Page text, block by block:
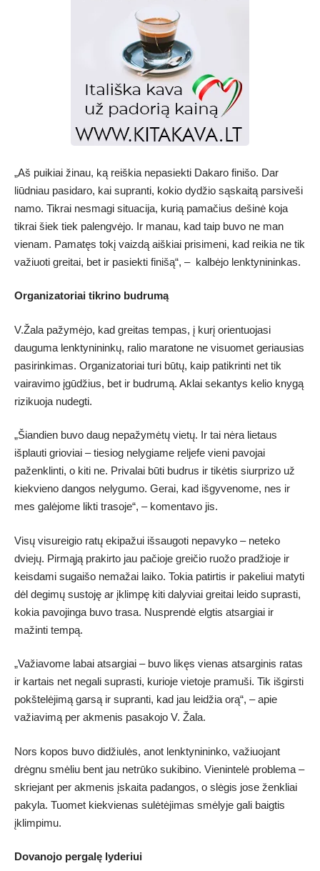
„Aš puikiai žinau, ką reiškia nepasiekti Dakaro finišo. Dar
liūdniau pasidaro, kai supranti, kokio dydžio sąskaitą parsiveši
namo. Tikrai nesmagi situacija, kurią pamačius dešinė koja
tikrai šiek tiek palengvėjo. Ir manau, kad taip buvo ne man
vienam. Pamatęs tokį vaizdą aiškiai prisimeni, kad reikia ne tik
važiuoti greitai, bet ir pasiekti finišą“, – kalbėjo lenktynininkas.
Organizatoriai tikrino budrumą
V.Žala pažymėjo, kad greitas tempas, į kurį orientuojasi
dauguma lenktynininkų, ralio maratone ne visuomet geriausias
pasirinkimas. Organizatoriai turi būtų, kaip patikrinti net tik
vairavimo įgūdžius, bet ir budrumą. Aklai sekantys kelio knygą
rizikuoja nudegti.
„Šiandien buvo daug nepažymėtų vietų. Ir tai nėra lietaus
išplauti grioviai – tiesiog nelygiame reljefe vieni pavojai
paženklinti, o kiti ne. Privalai būti budrus ir tikėtis siurprizo už
kiekvieno dangos nelygumo. Gerai, kad išgyvenome, nes ir
mes galėjome likti trasoje“, – komentavo jis.
Visų visureigio ratų ekipažui išsaugoti nepavyko – neteko
dviejų. Pirmąją prakirto jau pačioje greičio ruožo pradžioje ir
keisdami sugaišo nemažai laiko. Tokia patirtis ir pakeliui matyti
dėl degimų sustoję ar įklimpę kiti dalyviai greitai leido suprasti,
kokia pavojinga buvo trasa. Nusprendė elgtis atsargiai ir
mažinti tempą.
„Važiavome labai atsargiai – buvo likęs vienas atsarginis ratas
ir kartais net negali suprasti, kurioje vietoje pramuši. Tik išgirsti
pokštelėjimą garsą ir supranti, kad jau leidžia orą“, – apie
važiavimą per akmenis pasakojo V. Žala.
Nors kopos buvo didžiulės, anot lenktynininko, važiuojant
drėgnu smėliu bent jau netrūko sukibino. Vienintelė problema –
skriejant per akmenis įskaita padangos, o slėgis jose ženkliai
pakyla. Tuomet kiekvienas sulėtėjimas smėlyje gali baigtis
įklimpimu.
Dovanojo pergalę lyderiui